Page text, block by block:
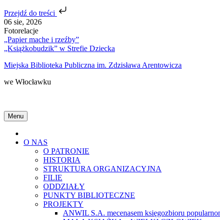
Przejdź do treści
Skip
to
content
06 sie, 2026
Fotorelacje
„Papier mache i rzeźby”
„Książkobudzik” w Strefie Dziecka
Miejska Biblioteka Publiczna im. Zdzisława Arentowicza
we Włocławku
Menu
O NAS
O PATRONIE
HISTORIA
STRUKTURA ORGANIZACYJNA
FILIE
ODDZIAŁY
PUNKTY BIBLIOTECZNE
PROJEKTY
ANWIL S.A. mecenasem księgozbioru